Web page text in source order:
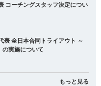
コーチングスタッフ決定につい
表 全日本合同トライアウト ～
の実施について
もっと見る